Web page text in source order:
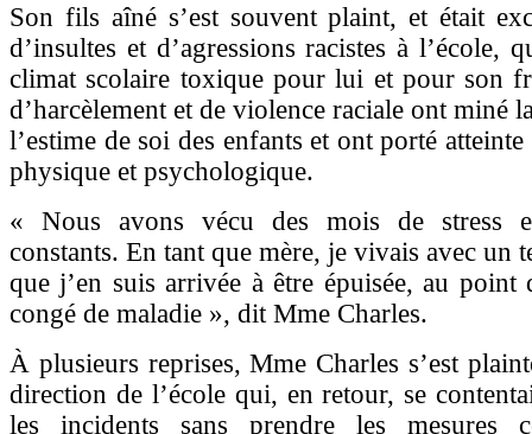
Son fils aîné s’est souvent plaint, et était
d’insultes et d’agressions racistes à l’école,
climat scolaire toxique pour lui et pour son
d’harcèlement et de violence raciale ont miné
l’estime de soi des enfants et ont porté
physique et psychologique.
« Nous avons vécu des mois de stress
constants. En tant que mère, je vivais avec un
que j’en suis arrivée à être épuisée, au point
congé de maladie », dit Mme Charles.
À plusieurs reprises, Mme Charles s’est
direction de l’école qui, en retour, se
les incidents sans prendre les mesures